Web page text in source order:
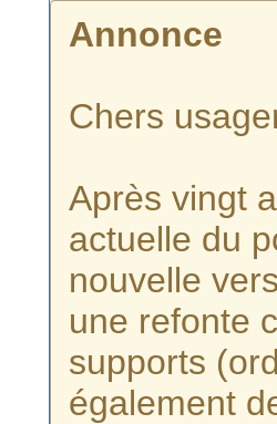
Annonce
Chers
Après vingt
actuelle du
nouvelle
une refonte
supports
également